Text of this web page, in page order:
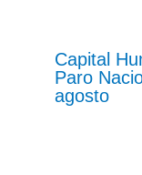
Capital
Paro
agosto